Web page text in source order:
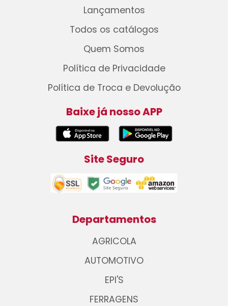
Lançamentos
Todos os catálogos
Quem Somos
Política de Privacidade
Política de Troca e Devolução
Baixe já nosso APP
Site Seguro
Departamentos
AGRICOLA
AUTOMOTIVO
EPI'S
FERRAGENS